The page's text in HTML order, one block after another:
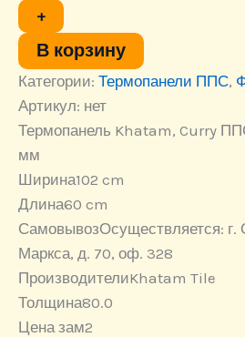
Curry
ППС
80
мм,
600x1020
мм
+
В корзину
Категории: Термопанели ППС,
Артикул: нет
Термопанель Khatam, Curry
мм
Ширина102 cm
Длина60 cm
СамовывозОсуществляется: г.
Маркса, д. 70, оф. 328
ПроизводителиKhatam Tile
Толщина80.0
Цена зам2